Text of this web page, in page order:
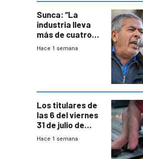
Sunca: “La
industria lleva
más de cuatro
meses sin
Hace 1 semana
Los titulares de
las 6 del viernes
31 de julio de
2026
Hace 1 semana